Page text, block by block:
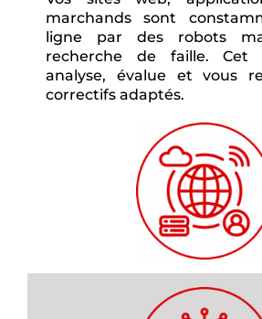
marchands sont
ligne par des robots
recherche de faille. Cet
analyse, évalue et vous
correctifs adaptés.